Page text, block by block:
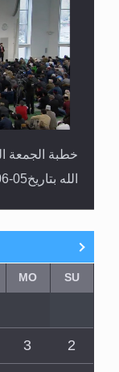
خطبة الجمعة
الله بتاريخ05-06-2026